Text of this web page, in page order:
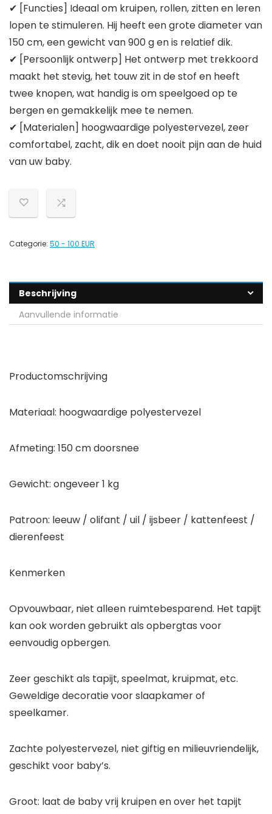
✔ [Functies] Ideaal om kruipen, rollen, zitten en leren
lopen te stimuleren. Hij heeft een grote diameter van
150 cm, een gewicht van 900 g en is relatief dik.
✔ [Persoonlijk ontwerp] Het ontwerp met trekkoord
maakt het stevig, het touw zit in de stof en heeft
twee knopen, wat handig is om speelgoed op te
bergen en gemakkelijk mee te nemen.
✔ [Materialen] hoogwaardige polyestervezel, zeer
comfortabel, zacht, dik en doet nooit pijn aan de huid
van uw baby.
Categorie: 50 - 100 EUR
Beschrijving
Aanvullende informatie
Productomschrijving
Materiaal: hoogwaardige polyestervezel
Afmeting: 150 cm doorsnee
Gewicht: ongeveer 1 kg
Patroon: leeuw / olifant / uil / ijsbeer / kattenfeest /
dierenfeest
Kenmerken
Opvouwbaar, niet alleen ruimtebesparend. Het tapijt
kan ook worden gebruikt als opbergtas voor
eenvoudig opbergen.
Zeer geschikt als tapijt, speelmat, kruipmat, etc.
Geweldige decoratie voor slaapkamer of
speelkamer.
Zachte polyestervezel, niet giftig en milieuvriendelijk,
geschikt voor baby’s.
Groot: laat de baby vrij kruipen en over het tapijt